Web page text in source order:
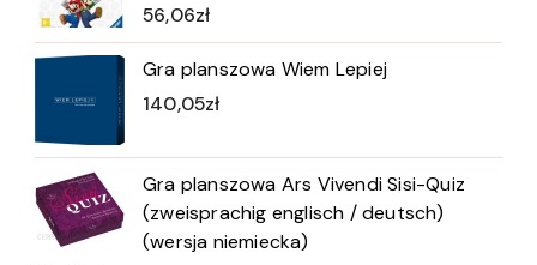
56,06zł
Gra planszowa Wiem Lepiej
140,05zł
Gra planszowa Ars Vivendi Sisi-Quiz
(zweisprachig englisch / deutsch)
(wersja niemiecka)